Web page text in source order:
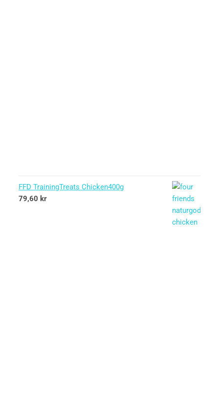
FFD TrainingTreats Chicken400g
79,60 kr